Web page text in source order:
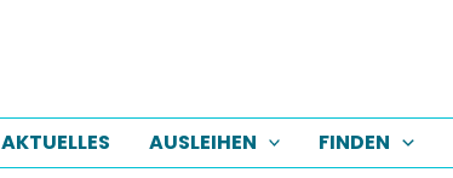
AKTUELLES AUSLEIHEN FINDEN